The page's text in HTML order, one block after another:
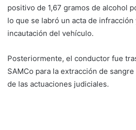
positivo de 1,67 gramos de alcohol
lo que se labró un acta de
incautación del vehículo.
Posteriormente, el conductor fue
SAMCo para la extracción de
de las actuaciones judiciales.